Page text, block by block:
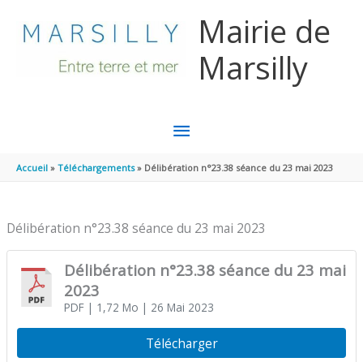
Mairie de
Marsilly
MENU
PRINCIPAL
Accueil Téléchargements Délibération n°23.38 séance du 23 mai 2023
Délibération n°23.38 séance du 23 mai 2023
Délibération n°23.38 séance du 23 mai
2023
PDF| 1,72 Mo | 26 Mai 2023
Télécharger